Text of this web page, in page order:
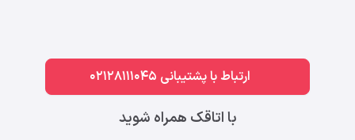
ارتباط با پشتیبانی 02128111045
با اتاقک همراه شوید